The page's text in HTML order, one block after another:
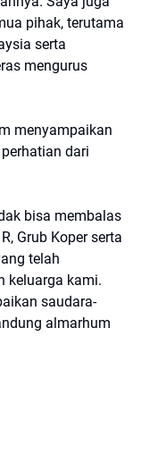
pihak, terutama
serta
mengurus
menyampaikan
dari
bisa membalas
Grub Koper serta
telah
keluarga kami.
saudara-
almarhum